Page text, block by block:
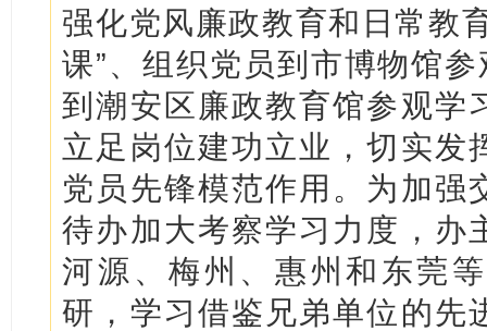
强化党风廉政教育和日常教
课”、组织党员到市博物馆
到潮安区廉政教育馆参观学
立足岗位建功立业，切实发
党员先锋模范作用。为加强
待办加大考察学习力度，办
河源、梅州、惠州和东莞
研，学习借鉴兄弟单位的先